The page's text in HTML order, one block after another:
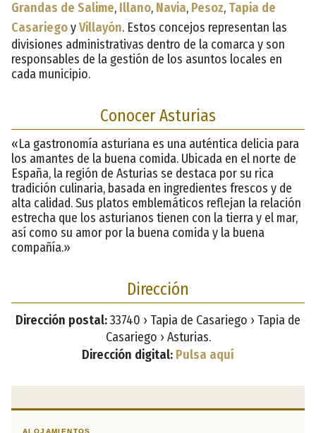
Grandas de Salime, Illano, Navia, Pesoz, Tapia de
CasariegoyVillayón. Estos concejos representan las
divisiones administrativas dentro de la comarca y son
responsables de la gestión de los asuntos locales en
cada municipio.
Conocer Asturias
«La gastronomía asturiana es una auténtica delicia para
los amantes de la buena comida. Ubicada en el norte de
España, la región de Asturias se destaca por su rica
tradición culinaria, basada en ingredientes frescos y de
alta calidad. Sus platos emblemáticos reflejan la relación
estrecha que los asturianos tienen con la tierra y el mar,
así como su amor por la buena comida y la buena
compañía.»
Dirección
Dirección postal:33740 › Tapia de Casariego › Tapia de
Casariego › Asturias.
Dirección digital: Pulsa aquí